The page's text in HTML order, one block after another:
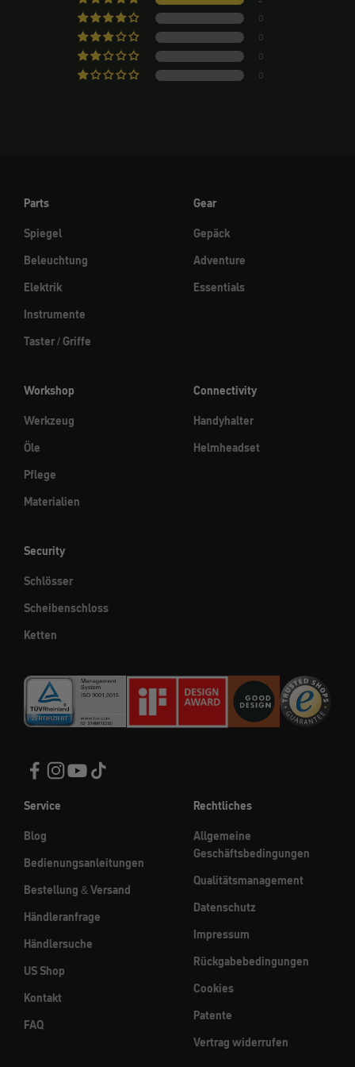
0
0
0
0
Parts
Spiegel
Beleuchtung
Elektrik
Instrumente
Taster / Griffe
Gear
Gepäck
Adventure
Essentials
Workshop
Werkzeug
Öle
Pflege
Materialien
Connectivity
Handyhalter
Helmheadset
Security
Schlösser
Scheibenschloss
Ketten
Service
Blog
Bedienungsanleitungen
Bestellung & Versand
Händleranfrage
Händlersuche
US Shop
Kontakt
FAQ
Rechtliches
Allgemeine
Geschäftsbedingungen
Qualitätsmanagement
Datenschutz
Impressum
Rückgabebedingungen
Cookies
Patente
Vertrag widerrufen